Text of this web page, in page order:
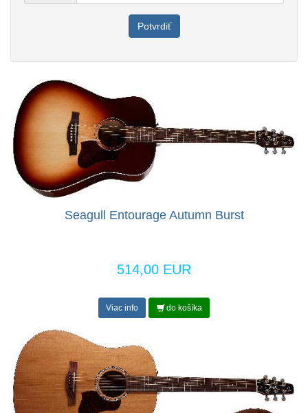
Potvrdiť
Seagull Entourage Autumn Burst
514,00 EUR
Viac info do košíka